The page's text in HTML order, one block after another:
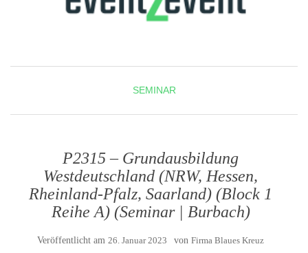
SEMINAR
P2315 – Grundausbildung
Westdeutschland (NRW, Hessen,
Rheinland-Pfalz, Saarland) (Block 1
Reihe A) (Seminar | Burbach)
Veröffentlicht am 26. Januar 2023 von Firma Blaues Kreuz